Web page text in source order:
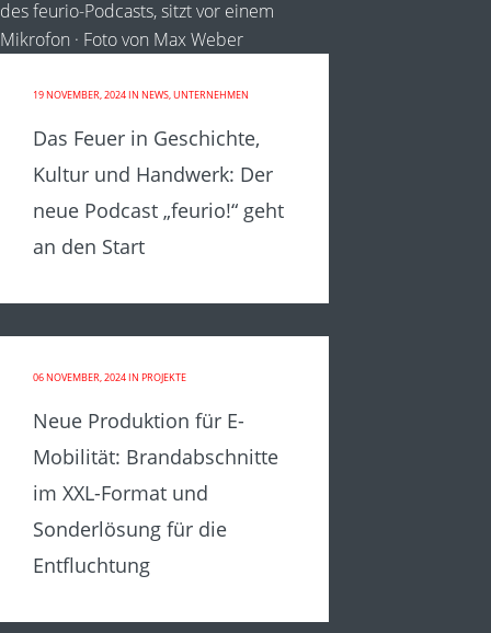
19 NOVEMBER, 2024IN NEWS,UNTERNEHMEN
Das Feuer in Geschichte,
Kultur und Handwerk: Der
neue Podcast „feurio!“ geht
an den Start
06 NOVEMBER, 2024IN PROJEKTE
Neue Produktion für E-
Mobilität: Brandabschnitte
im XXL-Format und
Sonderlösung für die
Entfluchtung